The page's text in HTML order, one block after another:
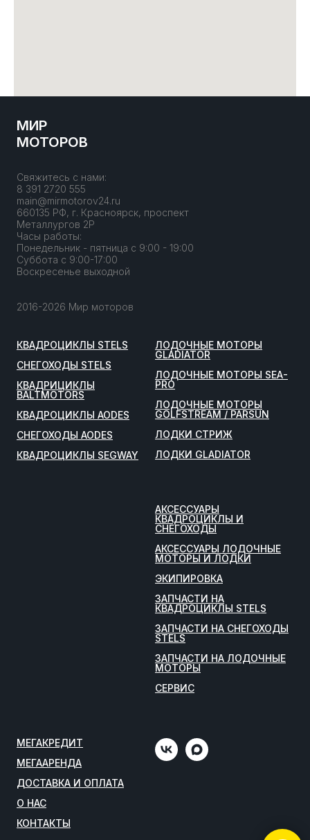
МИР
МОТОРОВ
Свяжитесь с нами:
8 391 2720 555
main@mirmotorov24.ru
660135 РФ, г. Красноярск, проспект
Металлургов 2Р
Часы работы:
Понедельник - пятница с 9:00 - 19:00
Суббота с 9:00-17:00
Воскресенье выходной
2016-2026 Мир моторов
КВАДРОЦИКЛЫ STELS
СНЕГОХОДЫ STELS
КВАДРИЦИКЛЫ
BALTMOTORS
КВАДРОЦИКЛЫ AODES
СНЕГОХОДЫ AODES
КВАДРОЦИКЛЫ SEGWAY
ЛОДОЧНЫЕ МОТОРЫ
GLADIATOR
ЛОДОЧНЫЕ МОТОРЫ SEA-
PRO
ЛОДОЧНЫЕ МОТОРЫ
GOLFSTREAM / PARSUN
ЛОДКИ СТРИЖ
ЛОДКИ GLADIATOR
АКСЕССУАРЫ
КВАДРОЦИКЛЫ И
СНЕГОХОДЫ
АКСЕССУАРЫ ЛОДОЧНЫЕ
МОТОРЫ И ЛОДКИ
ЭКИПИРОВКА
ЗАПЧАСТИ НА
КВАДРОЦИКЛЫ STELS
ЗАПЧАСТИ НА СНЕГОХОДЫ
STELS
ЗАПЧАСТИ НА ЛОДОЧНЫЕ
МОТОРЫ
СЕРВИС
МЕГАКРЕДИТ
МЕГААРЕНДА
ДОСТАВКА И ОПЛАТА
О НАС
КОНТАКТЫ